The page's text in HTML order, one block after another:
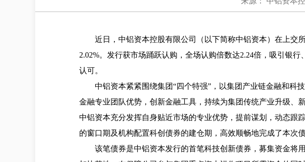
近日 ，中铝资本控股有限公司 （以下简称中铝资本）在上交
2.02%。发行获市场踊跃认购，全场认购倍数达2.24倍，吸引银行
认可。
中铝资本紧紧围绕集团“四个特强”，以集团产业链金融和科
金融专业团队优势，创新金融工具，持续为集团传统产业升级、
中铝资本充分发挥自身贴近市场的专业优势，提前谋划，动态跟
的窗口期及机构配置科创债券的建仓期，高效顺畅地完成了本次债
该笔债券是中铝资本发行的首笔科技创新债券，募集资金将